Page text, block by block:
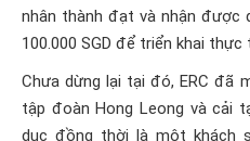
nhân thành đạt và nhận
100.000 SGD để triển khai thực
Chưa dừng lại tại đó, ERC đã
tập đoàn Hong Leong và cải
dục đồng thời là một khách